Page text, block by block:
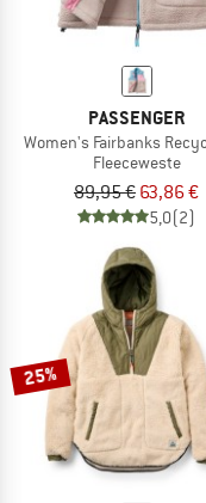
PASSENGER
Women's Fairbanks
Fleeceweste
89,95 € 63,86 €
5,0(2)
25%